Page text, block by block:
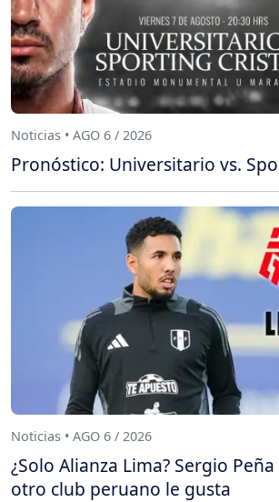
Noticias • AGO 6 / 2026
Pronóstico: Universitario vs.
Noticias • AGO 6 / 2026
¿Solo Alianza Lima? Sergio
otro club peruano le gusta